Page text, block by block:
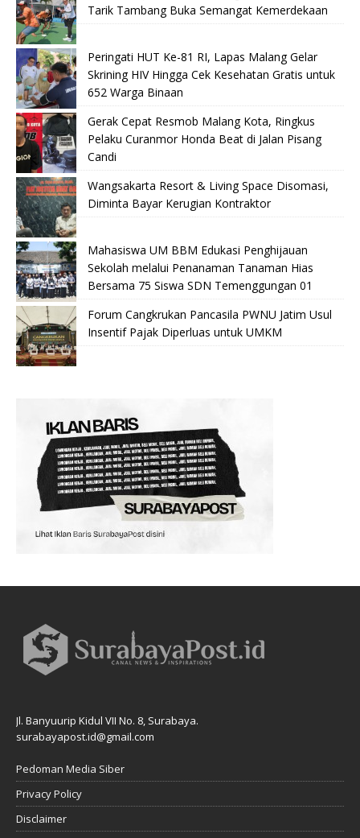
Tarik Tambang Buka Semangat Kemerdekaan
Peringati HUT Ke-81 RI, Lapas Malang Gelar
Skrining HIV Hingga Cek Kesehatan Gratis untuk
652 Warga Binaan
Gerak Cepat Resmob Malang Kota, Ringkus
Pelaku Curanmor Honda Beat di Jalan Pisang
Candi
Wangsakarta Resort & Living Space Disomasi,
Diminta Bayar Kerugian Kontraktor
Mahasiswa UM BBM Edukasi Penghijauan
Sekolah melalui Penanaman Tanaman Hias
Bersama 75 Siswa SDN Temenggungan 01
Forum Cangkrukan Pancasila PWNU Jatim Usul
Insentif Pajak Diperluas untuk UMKM
Jl. Banyuurip Kidul VII No. 8, Surabaya.
surabayapost.id@gmail.com
Pedoman Media Siber
Privacy Policy
Disclaimer